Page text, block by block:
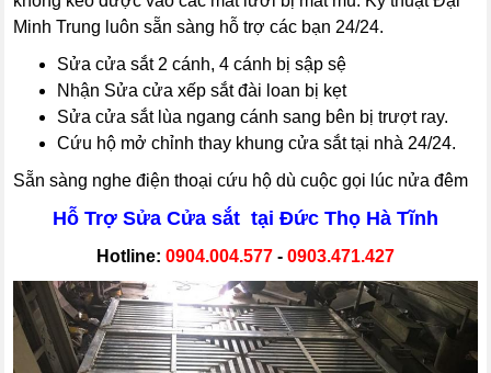
Minh Trung luôn sẵn sàng hỗ trợ các bạn 24/24.
Sửa cửa sắt 2 cánh, 4 cánh bị sập sệ
Nhận Sửa cửa xếp sắt đài loan bị kẹt
Sửa cửa sắt lùa ngang cánh sang bên bị trượt ray.
Cứu hộ mở chỉnh thay khung cửa sắt tại nhà 24/24.
Sẵn sàng nghe điện thoại cứu hộ dù cuộc gọi lúc nửa đêm
Hỗ Trợ Sửa Cửa sắt tại Đức Thọ Hà Tĩnh
Hotline: 0904.004.577 - 0903.471.427